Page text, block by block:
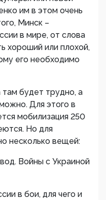
им в этом очень
Минск –
в мире, от слова
хороший или плохой,
его необходимо
будет трудно, а
Для этого в
мобилизация 250
Но для
несколько вещей:
Войны с Украиной
в бои, для чего и